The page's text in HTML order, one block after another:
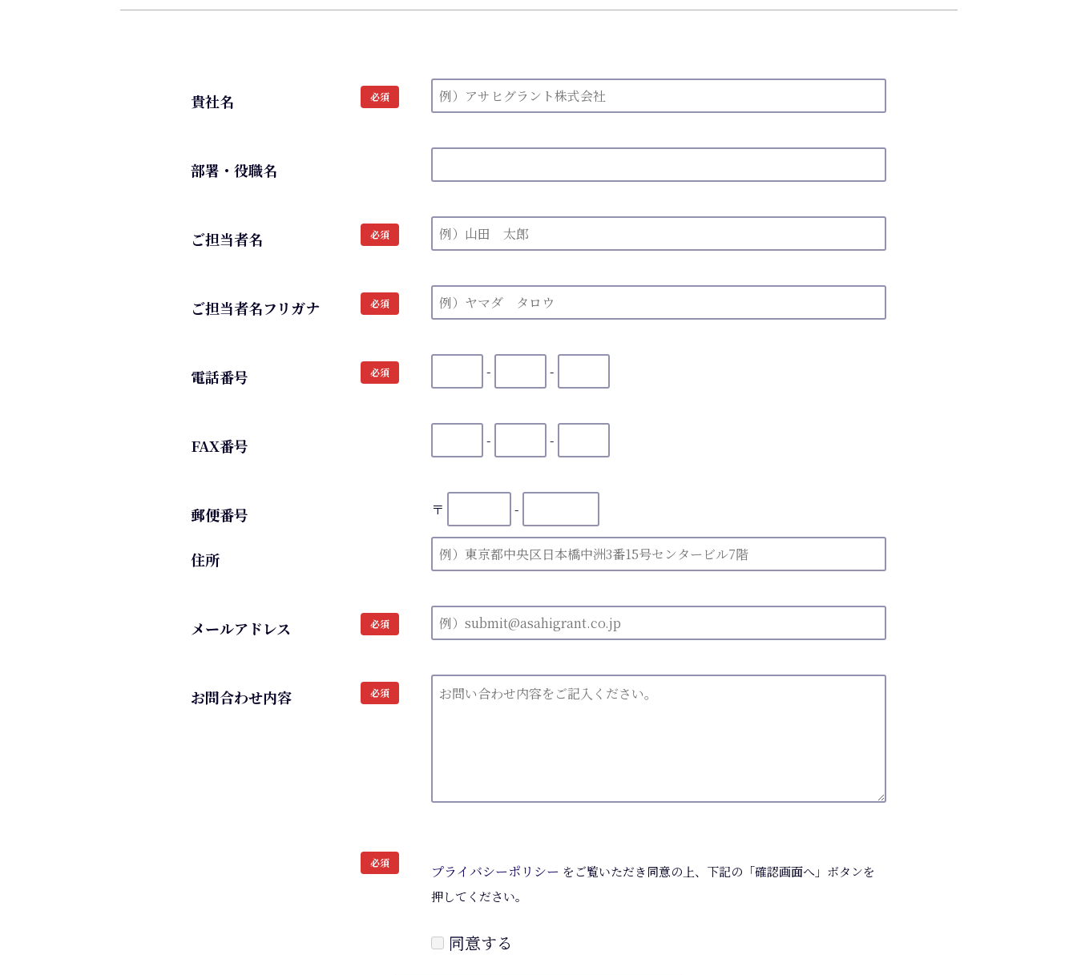
貴社名 必須
部署・役職名
ご担当者名 必須
ご担当者名フリガナ 必須
電話番号 必須 - -
FAX番号 - -
郵便番号 〒 -
住所
メールアドレス 必須
お問合わせ内容 必須
必須 プライバシーポリシー をご覧いただき同意の上、下記の「確認画面へ」ボタンを
押してください。
同意する